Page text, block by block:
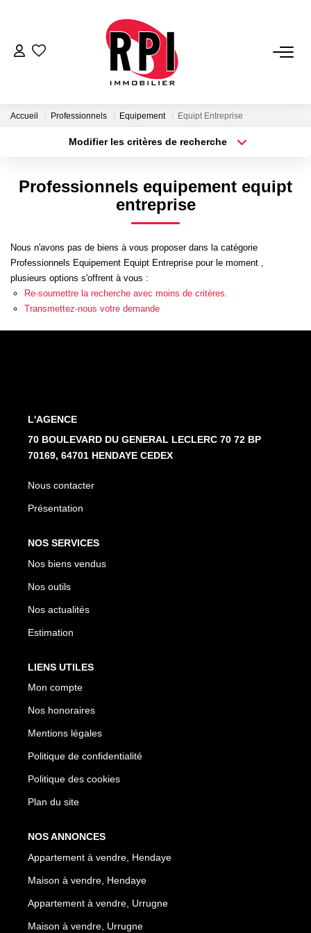
VENTES
LOCATIONS
NOS SERVICES
Estimation
Biens Vendus
Gestion
Expertise Immobilière
Accueil Professionnels Equipement Equipt Entreprise
Modifier les critères de recherche
Type de bien
Surface min
Créer une alerte
Professionnels equipement equipt
entreprise
Nous n'avons pas de biens à vous proposer dans la catégorie
Professionnels Equipement Equipt Entreprise pour le moment ,
plusieurs options s'offrent à vous :
Re-soumettre la recherche avec moins de critères.
Transmettez-nous votre demande
L'AGENCE
70 BOULEVARD DU GENERAL LECLERC 70 72 BP
70169, 64701 HENDAYE CEDEX
Nous contacter
Présentation
NOS SERVICES
Nos biens vendus
Nos outils
Nos actualités
Estimation
LIENS UTILES
Mon compte
Nos honoraires
Mentions légales
Politique de confidentialité
Politique des cookies
Plan du site
NOS ANNONCES
Appartement à vendre, Hendaye
Maison à vendre, Hendaye
Appartement à vendre, Urrugne
Maison à vendre, Urrugne